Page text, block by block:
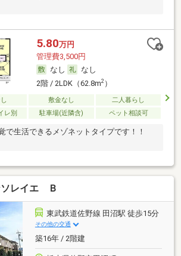
5.80万円
管理費3,500円
なし
なし
2階 / 2LDK（62.8m2）
敷金なし
二人暮らし
レ別
駐車場(近隣含) ペット相談可
で生活できるメゾネットタイプです！！
ソレイエ Ｂ
東武鉄道佐野線 田沼駅 徒歩15分
その他の交通
築16年 / 2階建